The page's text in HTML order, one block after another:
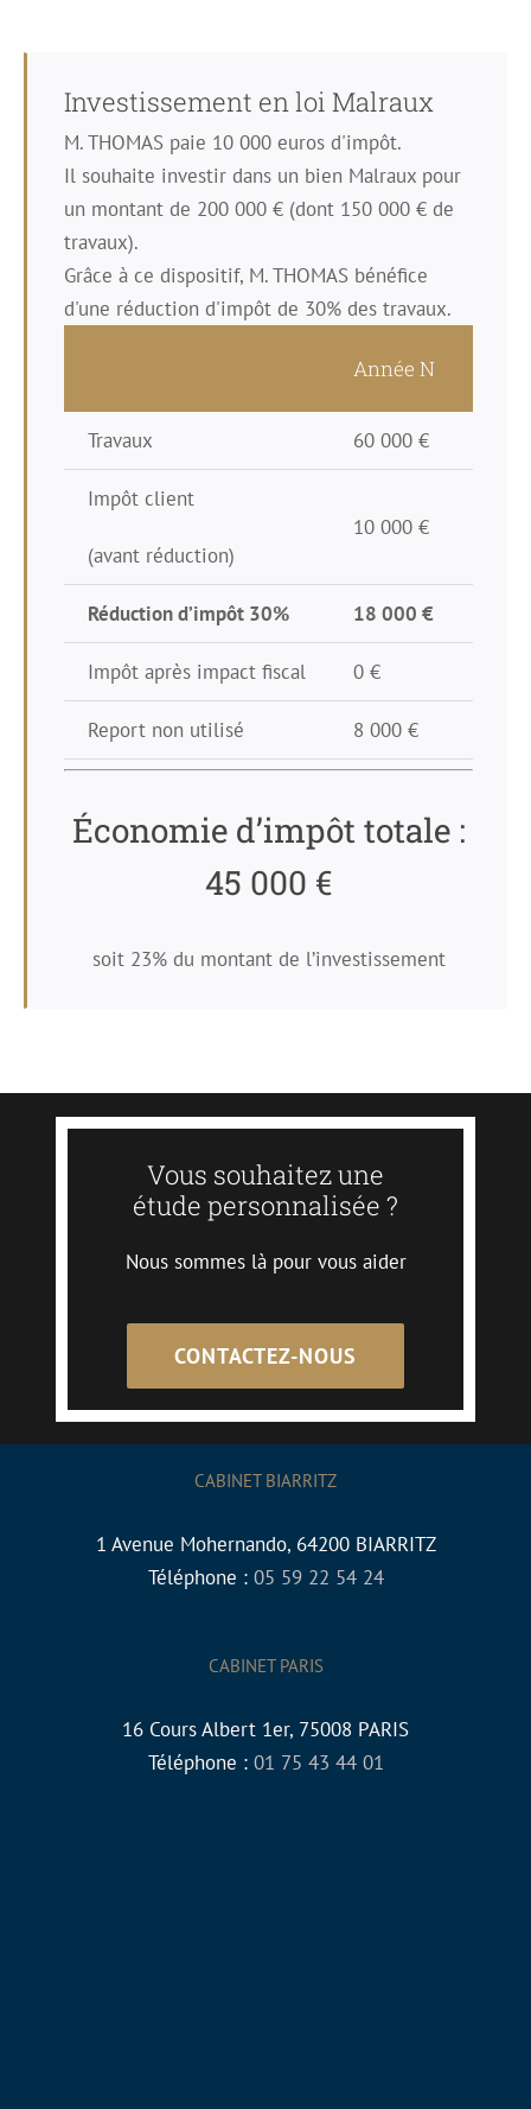
Investissement en loi Malraux
M. THOMAS paie 10 000 euros d'impôt.
Il souhaite investir dans un bien Malraux pour
un montant de 200 000 € (dont 150 000 € de
travaux).
Grâce à ce dispositif, M. THOMAS bénéfice
d'une réduction d'impôt de 30% des travaux.
Année N
Travaux 60 000 €
Impôt client
(avant réduction)
10 000 €
Réduction d’impôt 30% 18 000 €
Impôt après impact fiscal 0 €
Report non utilisé 8 000 €
Économie d’impôt totale :
45 000 €
soit 23% du montant de l’investissement
Vous souhaitez une
étude personnalisée ?
Nous sommes là pour vous aider
CONTACTEZ-NOUS
CABINET BIARRITZ
1 Avenue Mohernando, 64200 BIARRITZ
Téléphone : 05 59 22 54 24
CABINET PARIS
16 Cours Albert 1er, 75008 PARIS
Téléphone : 01 75 43 44 01